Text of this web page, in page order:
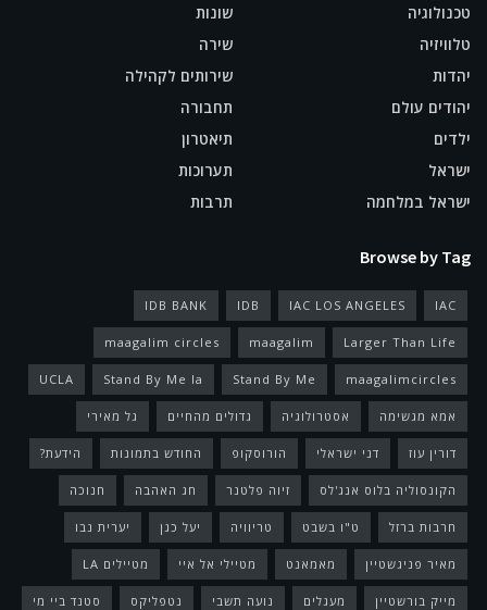
טכנולוגיה
טלוויזיה
יהדות
יהודים עולם
ילדים
ישראל
ישראל במלחמה
שונות
שירה
שירותים לקהילה
תחבורה
תיאטרון
תערוכות
תרבות
Browse by Tag
IAC
IAC LOS ANGELES
IDB
IDB BANK
Larger Than Life
maagalim
maagalim circles
maagalimcircles
Stand By Me
Stand By Me la
UCLA
אמא מגשימה אסטרולוגיה גדולים מהחיים גל מאירי
דורין עוז דני ישראלי הורוסקופ החודש בתמונות הידעת?
הקונסוליה בלוס אנג'לס זיוה פלטנר חג האהבה חנוכה
חרבות ברזל ט"ו בשבט טריוויה יעל כגן יערית נבו
מאיר פניגשטיין מאמאנט מטיילי אל איי מטיילים LA
מייק בורשטיין מעגלים נועה תשבי נטפליקס סטנד ביי מי